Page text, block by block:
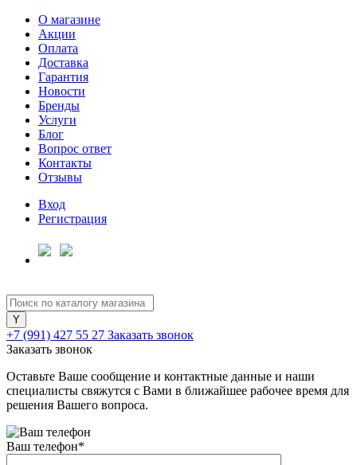
О магазине
Акции
Оплата
Доставка
Гарантия
Новости
Бренды
Услуги
Блог
Вопрос ответ
Контакты
Отзывы
Вход
Регистрация
+7 (991) 427 55 27 Заказать звонок
Заказать звонок
Оставьте Ваше сообщение и контактные данные и наши
специалисты свяжутся с Вами в ближайшее рабочее время для
решения Вашего вопроса.
Ваш телефон*
Для клиентов всех банков
Разбейте
оплатуна части
без переплат
График платежей
Сегодня
25%
Добавляйте товары
в корзину
Оплачивайте сегодня только